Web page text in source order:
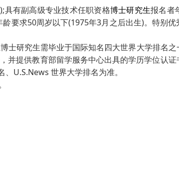
具有副高级专业技术任职资格博士研究生报名者
要求50周岁以下(1975年3月之后出生)。特别
士研究生需毕业于国际知名四大世界大学排名
并提供教育部留学服务中心出具的学历学位认证
U.S.News 世界大学排名为准。